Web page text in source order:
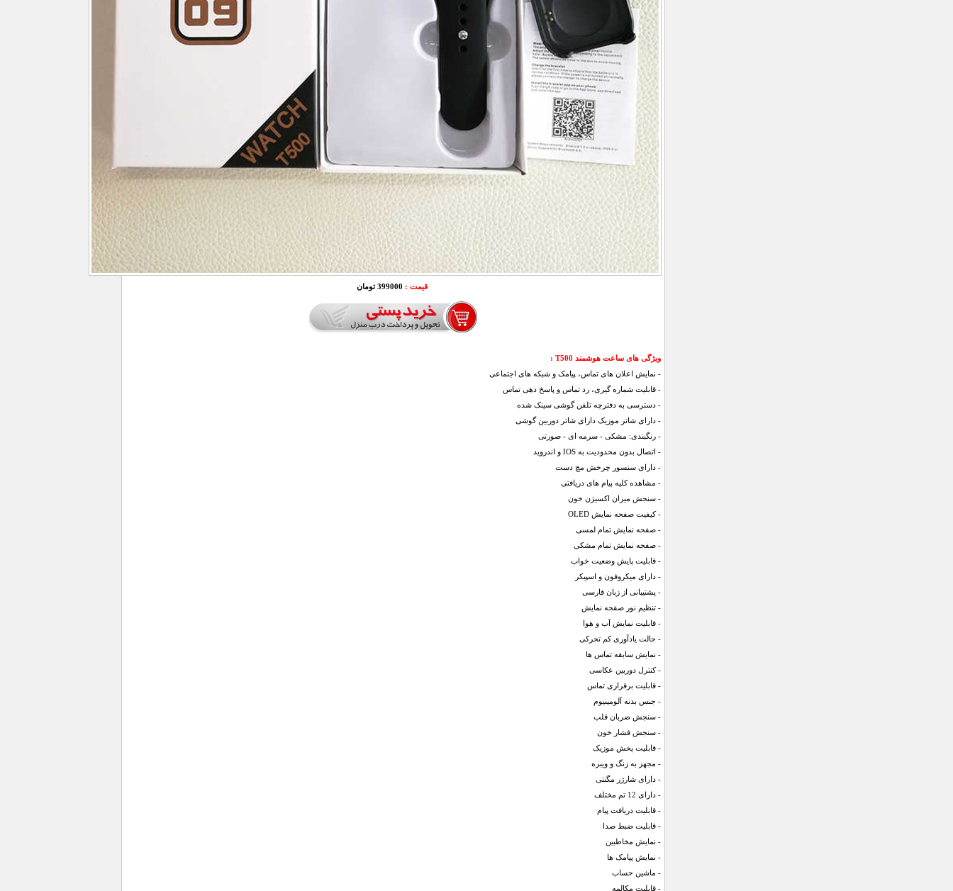
قیمت : 399000 تومان
ویژگی های ساعت هوشمند T500
:
- نمایش اعلان های تماس، پیامک و شبکه های اجتماعی
- قابلیت شماره گیری، رد تماس و پاسخ دهی تماس
- دسترسی به دفترچه تلفن گوشی سینک شده
- دارای شاتر موزیک دارای شاتر دوربین گوشی
- رنگبندی: مشکی - سرمه ای - صورتی
- اتصال بدون محدودیت به IOS و اندروید
- دارای سنسور چرخش مچ دست
- مشاهده کلیه پیام های دریافتی
- سنجش میزان اکسیژن خون
- کیفیت صفحه نمایش OLED
- صفحه نمایش تمام لمسی
- صفحه نمایش تمام مشکی
- قابلیت پایش وضعیت خواب
- دارای میکروفون و اسپیکر
- پشتیبانی از زبان فارسی
- تنظیم نور صفحه نمایش
- قابلیت نمایش آب و هوا
- حالت یادآوری کم تحرکی
- نمایش سابقه تماس ها
- کنترل دوربین عکاسی
- قابلیت برقراری تماس
- جنس بدنه آلومینیوم
- سنجش ضربان قلب
- سنجش فشار خون
- قابلیت پخش موزیک
- مجهز به زنگ و ویبره
- دارای شارژر مگنتی
- دارای 12 تم مختلف
- قابلیت دریافت پیام
- قابلیت ضبط صدا
- نمایش مخاطبین
- نمایش پیامک ها
- ماشین حساب
- قابلیت مکالمه